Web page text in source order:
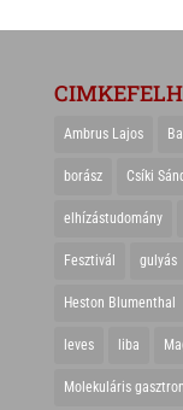
Ambrus Lajos
borász Csíki
elhízástudomány
Fesztivál gulyás
Heston Blumenthal
leves liba
Molekuláris